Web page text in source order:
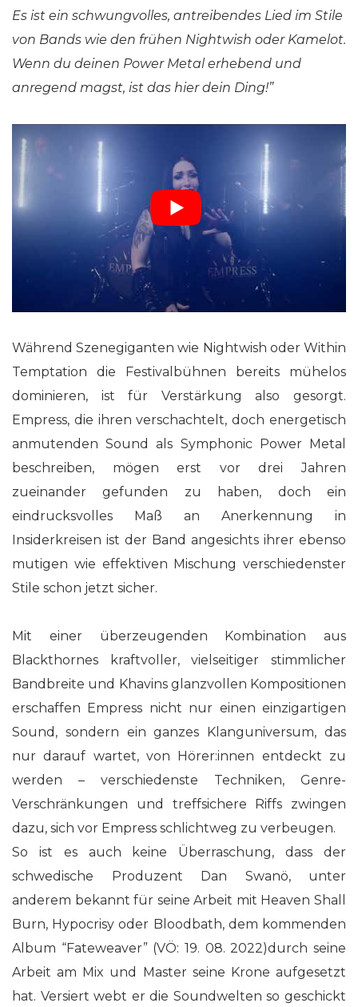
Es ist ein schwungvolles, antreibendes Lied im Stile
von Bands wie den frühen Nightwish oder Kamelot.
Wenn du deinen Power Metal erhebend und
anregend magst, ist das hier dein Ding!”
Während Szenegiganten wie Nightwish oder Within
Temptation die Festivalbühnen bereits mühelos
dominieren, ist für Verstärkung also gesorgt.
Empress, die ihren verschachtelt, doch energetisch
anmutenden Sound als Symphonic Power Metal
beschreiben, mögen erst vor drei Jahren
zueinander gefunden zu haben, doch ein
eindrucksvolles Maß an Anerkennung in
Insiderkreisen ist der Band angesichts ihrer ebenso
mutigen wie effektiven Mischung verschiedenster
Stile schon jetzt sicher.
Mit einer überzeugenden Kombination aus
Blackthornes kraftvoller, vielseitiger stimmlicher
Bandbreite und Khavins glanzvollen Kompositionen
erschaffen Empress nicht nur einen einzigartigen
Sound, sondern ein ganzes Klanguniversum, das
nur darauf wartet, von Hörer:innen entdeckt zu
werden – verschiedenste Techniken, Genre-
Verschränkungen und treffsichere Riffs zwingen
dazu, sich vor Empress schlichtweg zu verbeugen.
So ist es auch keine Überraschung, dass der
schwedische Produzent Dan Swanö, unter
anderem bekannt für seine Arbeit mit Heaven Shall
Burn, Hypocrisy oder Bloodbath, dem kommenden
Album “Fateweaver” (VÖ: 19. 08. 2022)durch seine
Arbeit am Mix und Master seine Krone aufgesetzt
hat. Versiert webt er die Soundwelten so geschickt